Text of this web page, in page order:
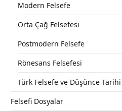
Modern Felsefe
Orta Çağ Felsefesi
Postmodern Felsefe
Rönesans Felsefesi
Türk Felsefe ve Düşünce Tarihi
Felsefi Dosyalar